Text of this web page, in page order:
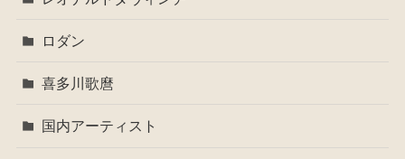
ロダン
喜多川歌麿
国内アーティスト